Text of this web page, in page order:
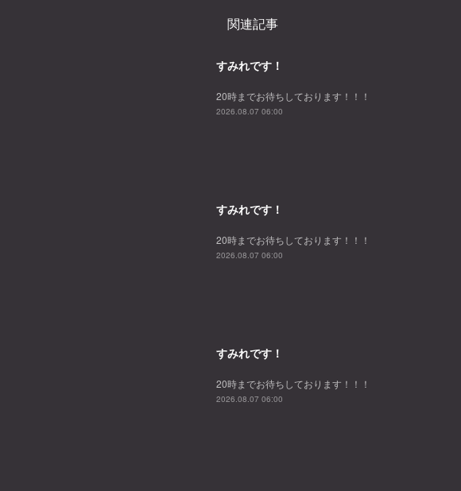
関連記事
すみれです！
20時までお待ちしております！！！
2026.08.07 06:00
すみれです！
20時までお待ちしております！！！
2026.08.07 06:00
すみれです！
20時までお待ちしております！！！
2026.08.07 06:00